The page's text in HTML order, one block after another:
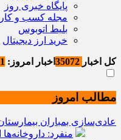
پایگاه خبری روز
مجله کسب و کار
بلیط اتوبوس
خرید ارز دیجیتال
کل اخبار اخبار امروز:
مطالب امروز
عادی‌سازی بمباران
منفرد: داروخانه‌ها